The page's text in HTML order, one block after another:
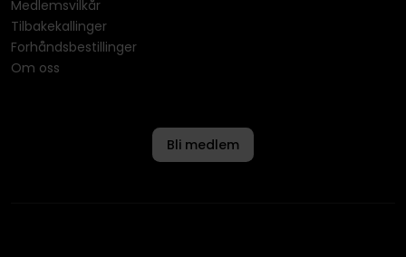
Medlemsvilkår
Tilbakekallinger
Forhåndsbestillinger
Om oss
Bli medlem